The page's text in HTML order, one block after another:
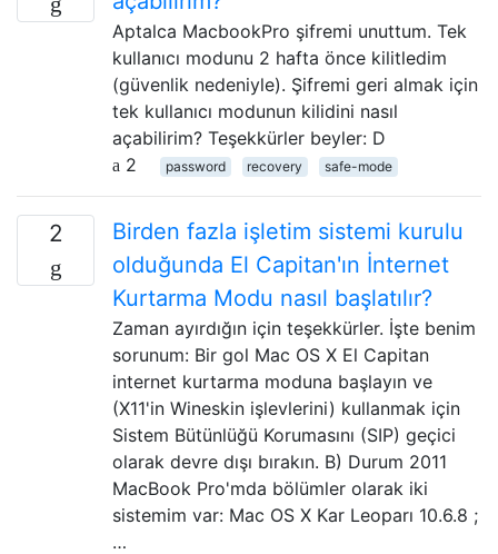
Aptalca MacbookPro şifremi unuttum. Tek
kullanıcı modunu 2 hafta önce kilitledim
(güvenlik nedeniyle). Şifremi geri almak için
tek kullanıcı modunun kilidini nasıl
açabilirim? Teşekkürler beyler: D
2
password recovery safe-mode
2
Birden fazla işletim sistemi kurulu
olduğunda El Capitan'ın İnternet
Kurtarma Modu nasıl başlatılır?
Zaman ayırdığın için teşekkürler. İşte benim
sorunum: Bir gol Mac OS X El Capitan
internet kurtarma moduna başlayın ve
(X11'in Wineskin işlevlerini) kullanmak için
Sistem Bütünlüğü Korumasını (SIP) geçici
olarak devre dışı bırakın. B) Durum 2011
MacBook Pro'mda bölümler olarak iki
sistemim var: Mac OS X Kar Leoparı 10.6.8 ;
…